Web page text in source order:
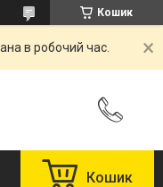
Кошик
в робочий час.
Кошик